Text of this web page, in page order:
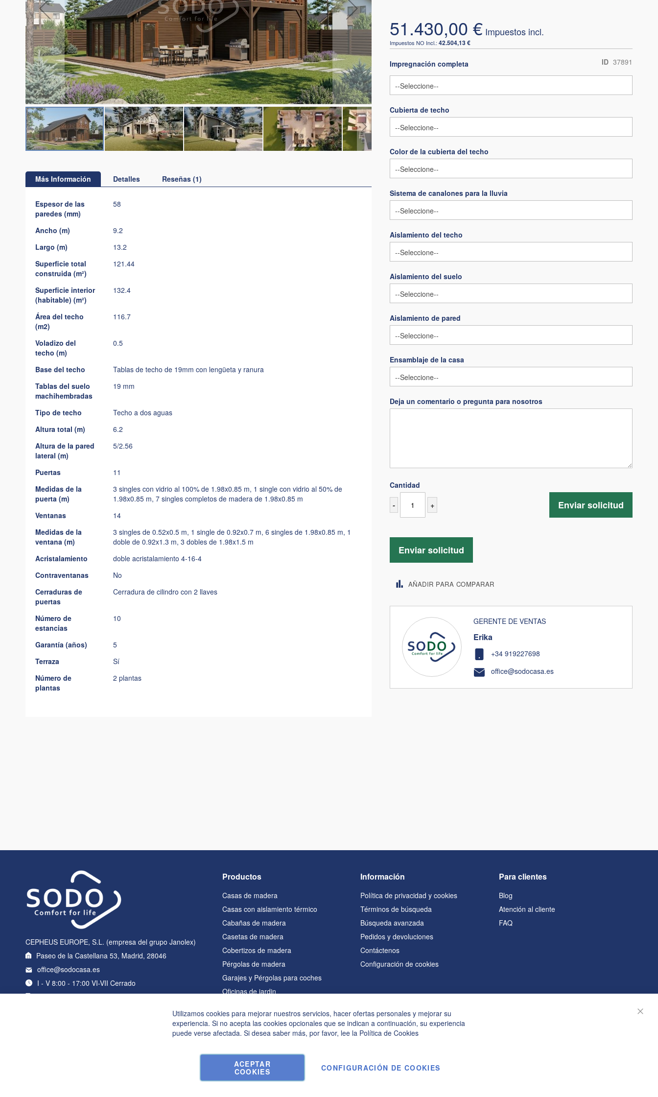
51.430,00 €
42.504,13 €
ID 37891
Impregnación completa
Cubierta de techo
Color de la cubierta del techo
Sistema de canalones para la lluvia
Aislamiento del techo
Aislamiento del suelo
Aislamiento de pared
Ensamblaje de la casa
Deja un comentario o pregunta para nosotros
Cantidad
- + Enviar solicitud
Enviar solicitud
AÑADIR PARA COMPARAR
GERENTE DE VENTAS
Erika
+34 919227698
office@sodocasa.es
comienzo
de
galería
Más Información
Más
Información
Espesor de las
paredes (mm)
58
Ancho (m)
9.2
Largo (m)
13.2
Superficie total
construida (m²)
121.44
Superficie interior
(habitable) (m²)
132.4
Área del techo
(m2)
116.7
Voladizo del
techo (m)
0.5
Base del techo
Tablas de techo de 19mm con lengüeta y ranura
Tablas del suelo
machihembradas
19 mm
Tipo de techo
Techo a dos aguas
Altura total (m)
6.2
Altura de la pared
lateral (m)
5/2.56
Puertas
11
Medidas de la
puerta (m)
3 singles con vidrio al 100% de 1.98x0.85 m, 1 single con vidrio al 50% de
1.98x0.85 m, 7 singles completos de madera de 1.98x0.85 m
Ventanas
14
Medidas de la
ventana (m)
3 singles de 0.52x0.5 m, 1 single de 0.92x0.7 m, 6 singles de 1.98x0.85 m, 1
doble de 0.92x1.3 m, 3 dobles de 1.98x1.5 m
Acristalamiento
doble acristalamiento 4-16-4
Contraventanas
No
Cerraduras de
puertas
Cerradura de cilindro con 2 llaves
Número de
estancias
10
Garantía (años)
5
Terraza
Sí
Número de
plantas
2 plantas
Detalles Reseñas 1
CEPHEUS EUROPE, S.L. (empresa del grupo Janolex)
Paseo de la Castellana 53, Madrid, 28046
office@sodocasa.es
I - V 8:00 - 17:00 VI-VII Cerrado
+34 919 22 76 98
Para clientes
Blog
Atención al cliente
FAQ
Información
Política de privacidad y cookies
Términos de búsqueda
Búsqueda avanzada
Pedidos y devoluciones
Contáctenos
Configuración de cookies
Productos
Casas de madera
Casas con aislamiento térmico
Cabañas de madera
Casetas de madera
Cobertizos de madera
Pérgolas de madera
Garajes y Pérgolas para coches
Oficinas de jardin
Casetas en forma de A
Bañeras de hidromasaje
Utilizamos cookies para mejorar nuestros servicios, hacer ofertas personales y mejorar su
experiencia. Si no acepta las cookies opcionales que se indican a continuación, su experiencia
puede verse afectada. Si desea saber más, por favor, lee la Política de Cookies
ACEPTAR
COOKIES
CONFIGURACIÓN DE COOKIES